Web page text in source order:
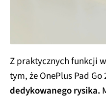
Z praktycznych funkcji
tym, że OnePlus Pad Go
dedykowanego rysika.